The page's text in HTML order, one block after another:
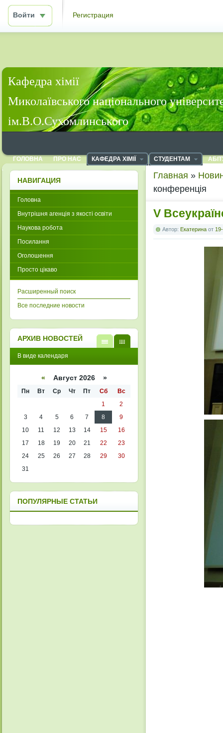
Войти Регистрация
Кафедра хімії
Миколаївського національного
ім.В.О.Сухомлинського
ГОЛОВНА ПРО НАС КАФЕДРА ХІМІЇ СТУДЕНТАМ
Главная »
конференція
V
Автор: Екатерина от
НАВИГАЦИЯ
Головна
Внутрішня агенція з якості освіти
Наукова робота
Посилання
Оголошення
Просто цікаво
Расширенный поиск
Все последние новости
АРХИВ НОВОСТЕЙ
кален
списк
В виде календаря
« Август 2026 »
Пн Вт Ср Чт Пт Сб
Вс
1
2
3
4 5 6 7 8
9
10
11 12 13 14 15
16
17
18 19 20 21 22
23
24
25 26 27 28 29
30
31
ПОПУЛЯРНЫЕ СТАТЬИ